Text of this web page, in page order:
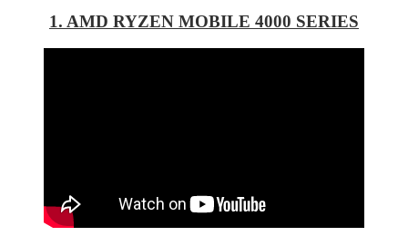
1. AMD RYZEN MOBILE 4000 SERIES